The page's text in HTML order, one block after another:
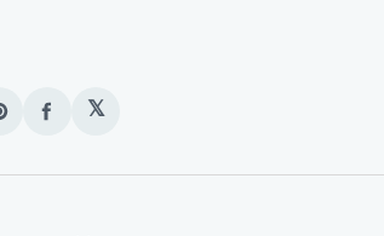
𝕏
انشر